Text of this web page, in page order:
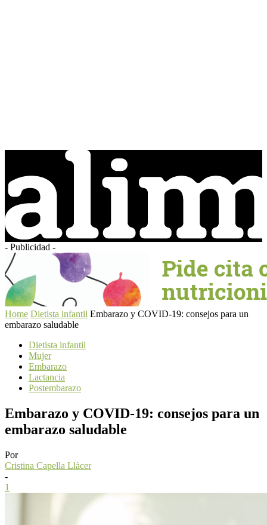
- Publicidad -
Home Dietista infantil Embarazo y COVID-19: consejos para un
embarazo saludable
Dietista infantil
Mujer
Embarazo
Lactancia
Postembarazo
Embarazo y COVID-19: consejos para un
embarazo saludable
Por
Cristina Capella Llàcer
-
1